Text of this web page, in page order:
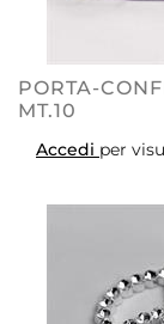
PORTA-
MT.10
Accedi per